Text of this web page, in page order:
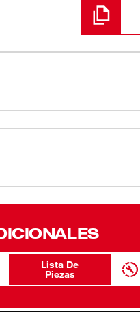
las
y
Cubo de 6
Garantía
Lista De
Piezas